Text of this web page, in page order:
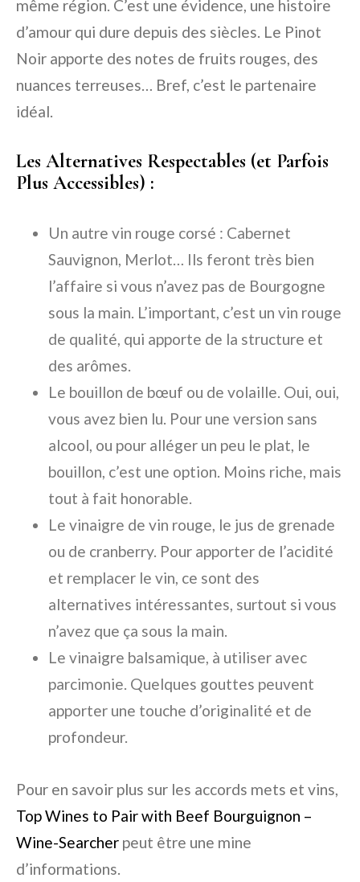
même région. C’est une évidence, une histoire
d’amour qui dure depuis des siècles. Le Pinot
Noir apporte des notes de fruits rouges, des
nuances terreuses… Bref, c’est le partenaire
idéal.
Les Alternatives Respectables (et Parfois
Plus Accessibles) :
Un autre vin rouge corsé : Cabernet
Sauvignon, Merlot… Ils feront très bien
l’affaire si vous n’avez pas de Bourgogne
sous la main. L’important, c’est un vin rouge
de qualité, qui apporte de la structure et
des arômes.
Le bouillon de bœuf ou de volaille. Oui, oui,
vous avez bien lu. Pour une version sans
alcool, ou pour alléger un peu le plat, le
bouillon, c’est une option. Moins riche, mais
tout à fait honorable.
Le vinaigre de vin rouge, le jus de grenade
ou de cranberry. Pour apporter de l’acidité
et remplacer le vin, ce sont des
alternatives intéressantes, surtout si vous
n’avez que ça sous la main.
Le vinaigre balsamique, à utiliser avec
parcimonie. Quelques gouttes peuvent
apporter une touche d’originalité et de
profondeur.
Pour en savoir plus sur les accords mets et vins,
Top Wines to Pair with Beef Bourguignon –
Wine-Searcher peut être une mine
d’informations.